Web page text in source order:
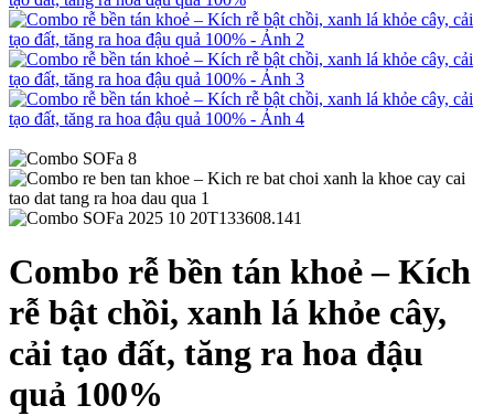
Combo rễ bền tán khoẻ – Kích
rễ bật chồi, xanh lá khỏe cây,
cải tạo đất, tăng ra hoa đậu
quả 100%